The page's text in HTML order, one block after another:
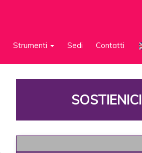
Strumenti Sedi Contatti
SOSTIENICI